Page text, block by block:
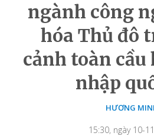
ngành công
hóa Thủ đô
cảnh toàn cầu
nhập
HƯƠNG
15:30, ngày 10-